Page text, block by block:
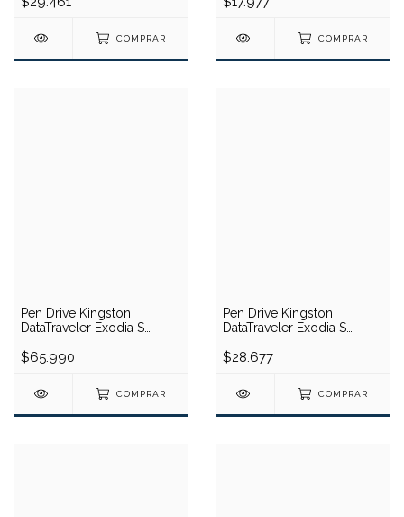
COMPRAR COMPRAR
Pen Drive Kingston
DataTraveler Exodia S
$65.990
COMPRAR
Pen Drive Kingston
DataTraveler Exodia S
$28.677
COMPRAR